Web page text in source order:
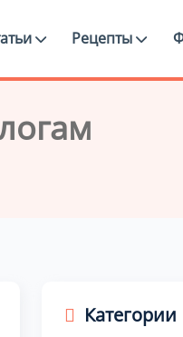
Рецепты
Категории